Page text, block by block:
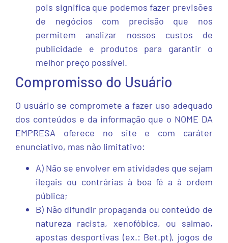
pois significa que podemos fazer previsões
de negócios com precisão que nos
permitem analizar nossos custos de
publicidade e produtos para garantir o
melhor preço possível.
Compromisso do Usuário
O usuário se compromete a fazer uso adequado
dos conteúdos e da informação que o NOME DA
EMPRESA oferece no site e com caráter
enunciativo, mas não limitativo:
A) Não se envolver em atividades que sejam
ilegais ou contrárias à boa fé a à ordem
pública;
B) Não difundir propaganda ou conteúdo de
natureza racista, xenofóbica, ou salmao,
apostas desportivas (ex.: Bet.pt), jogos de